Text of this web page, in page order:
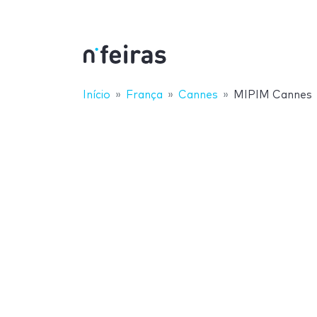
Início França Cannes MIPIM Cannes